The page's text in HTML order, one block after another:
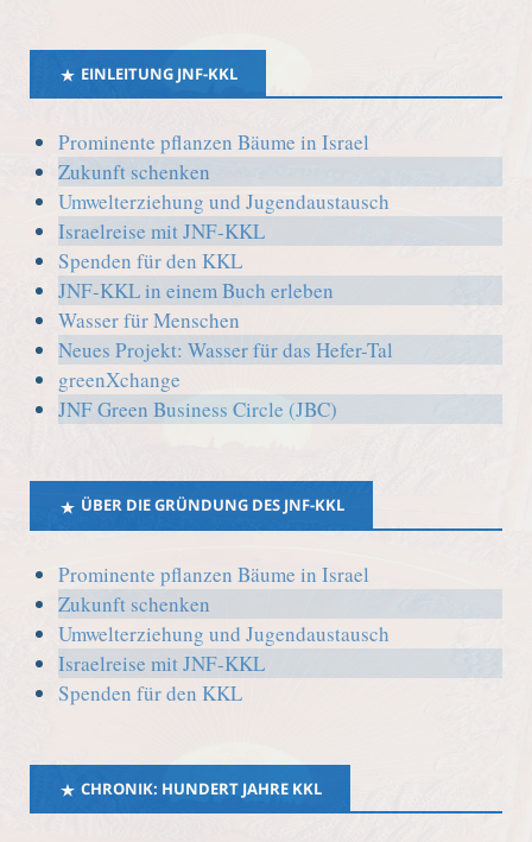
EINLEITUNG JNF-KKL
Prominente pflanzen Bäume in Israel
Zukunft schenken
Umwelterziehung und Jugendaustausch
Israelreise mit JNF-KKL
Spenden für den KKL
JNF-KKL in einem Buch erleben
Wasser für Menschen
Neues Projekt: Wasser für das Hefer-Tal
greenXchange
JNF Green Business Circle (JBC)
ÜBER DIE GRÜNDUNG DES JNF-KKL
Prominente pflanzen Bäume in Israel
Zukunft schenken
Umwelterziehung und Jugendaustausch
Israelreise mit JNF-KKL
Spenden für den KKL
CHRONIK: HUNDERT JAHRE KKL